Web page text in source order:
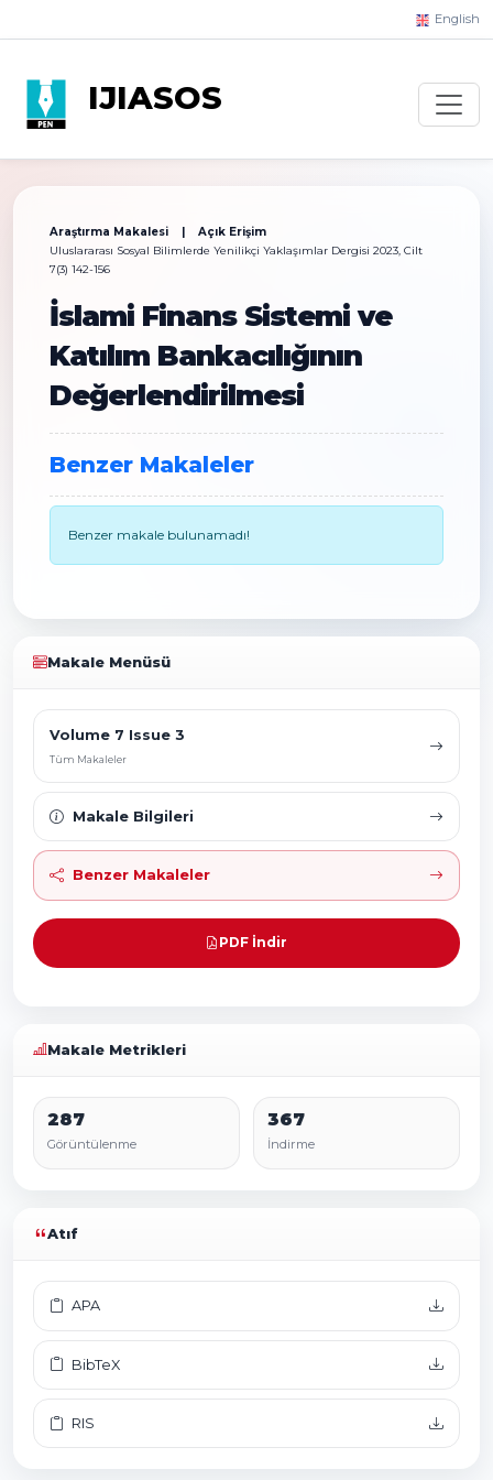
English
IJIASOS
Araştırma Makalesi | Açık Erişim
Uluslararası Sosyal Bilimlerde Yenilikçi Yaklaşımlar Dergisi 2023, Cilt
7(3) 142-156
İslami Finans Sistemi ve
Katılım Bankacılığının
Değerlendirilmesi
Benzer Makaleler
Benzer makale bulunamadı!
Makale Menüsü
Volume 7 Issue 3
Tüm Makaleler
Makale Bilgileri
Benzer Makaleler
PDF İndir
Makale Metrikleri
287
Görüntülenme
367
İndirme
Atıf
APA
BibTeX
RIS